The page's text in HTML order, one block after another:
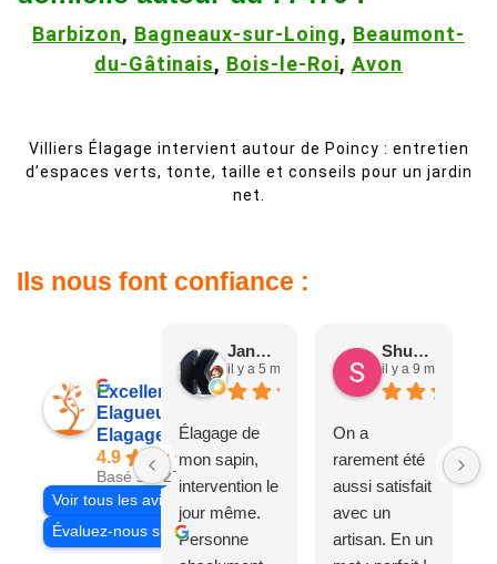
Barbizon, Bagneaux-sur-Loing, Beaumont-
du-Gâtinais, Bois-le-Roi, Avon
Villiers Élagage intervient autour de Poincy : entretien
d’espaces verts, tonte, taille et conseils pour un jardin
net.
Ils nous font confiance :
Excellent
Elagueur 77
Elagage Villiers
4.9
Basé sur 27 avis
Voir tous les avis
Évaluez-nous sur
Jane D.
il y a 5 mois
Élagage de
mon sapin,
intervention le
jour même.
Personne
Shuang & Jean K.
il y a 9 mois
On a
rarement été
aussi satisfait
avec un
artisan. En un